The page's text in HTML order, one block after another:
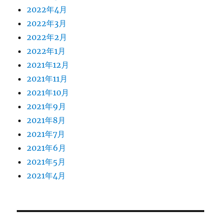
2022年4月
2022年3月
2022年2月
2022年1月
2021年12月
2021年11月
2021年10月
2021年9月
2021年8月
2021年7月
2021年6月
2021年5月
2021年4月